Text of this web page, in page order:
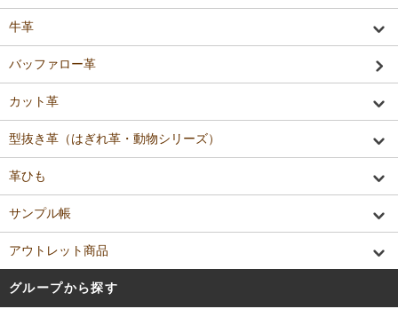
牛革
バッファロー革
カット革
型抜き革（はぎれ革・動物シリーズ）
革ひも
サンプル帳
アウトレット商品
グループから探す